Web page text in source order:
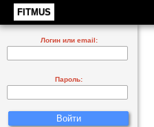
FITMUS
Логин или email:
Пароль: